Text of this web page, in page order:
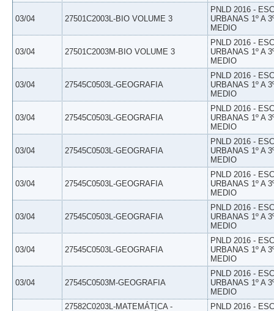
03/04 27501C2003L-BIO VOLUME 3
PNLD 2016 -
URBANAS 1º A
MEDIO
03/04 27501C2003M-BIO VOLUME 3
PNLD 2016 -
URBANAS 1º A
MEDIO
03/04 27545C0503L-GEOGRAFIA
PNLD 2016 -
URBANAS 1º A
MEDIO
03/04 27545C0503L-GEOGRAFIA
PNLD 2016 -
URBANAS 1º A
MEDIO
03/04 27545C0503L-GEOGRAFIA
PNLD 2016 -
URBANAS 1º A
MEDIO
03/04 27545C0503L-GEOGRAFIA
PNLD 2016 -
URBANAS 1º A
MEDIO
03/04 27545C0503L-GEOGRAFIA
PNLD 2016 -
URBANAS 1º A
MEDIO
03/04 27545C0503L-GEOGRAFIA
PNLD 2016 -
URBANAS 1º A
MEDIO
03/04 27545C0503M-GEOGRAFIA
PNLD 2016 -
URBANAS 1º A
MEDIO
27582C0203L-MATEMÁTICA -
PNLD 2016 -